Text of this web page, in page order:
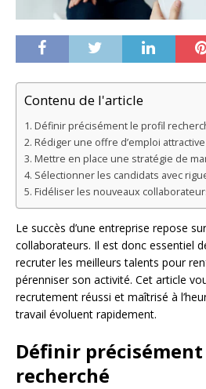
Contenu de l'article
Définir précisément le profil
Rédiger une offre d’emploi
Mettre en place une stratégie de
Sélectionner les candidats avec
Fidéliser les nouveaux
Le succès d’une entreprise repose
collaborateurs. Il est donc essentiel
recruter les meilleurs talents pour
pérenniser son activité. Cet article
recrutement réussi et maîtrisé à
travail évoluent rapidement.
Définir
recherché